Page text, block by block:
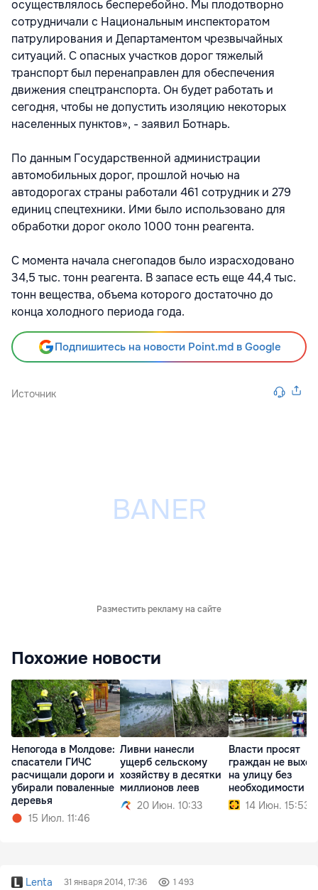
осуществлялось бесперебойно. Мы плодотворно
сотрудничали с Национальным инспекторатом
патрулирования и Департаментом чрезвычайных
ситуаций. С опасных участков дорог тяжелый
транспорт был перенаправлен для обеспечения
движения спецтранспорта. Он будет работать и
сегодня, чтобы не допустить изоляцию некоторых
населенных пунктов», - заявил Ботнарь.
По данным Государственной администрации
автомобильных дорог, прошлой ночью на
автодорогах страны работали 461 сотрудник и 279
единиц спецтехники. Ими было использовано для
обработки дорог около 1000 тонн реагента.
С момента начала снегопадов было израсходовано
34,5 тыс. тонн реагента. В запасе есть еще 44,4 тыс.
тонн вещества, объема которого достаточно до
конца холодного периода года.
Подпишитесь на новости Point.md в Google
Источник
Разместить рекламу на сайте
Похожие новости
Непогода в Молдове:
спасатели ГИЧС
расчищали дороги и
убирали поваленные
деревья
15 Июл. 11:46
Ливни нанесли
ущерб сельскому
хозяйству в десятки
миллионов леев
20 Июн. 10:33
Власти просят
граждан не
на улицу без
необходимости
14 Июн. 15:53
Lenta 31 января 2014, 17:36 1 493